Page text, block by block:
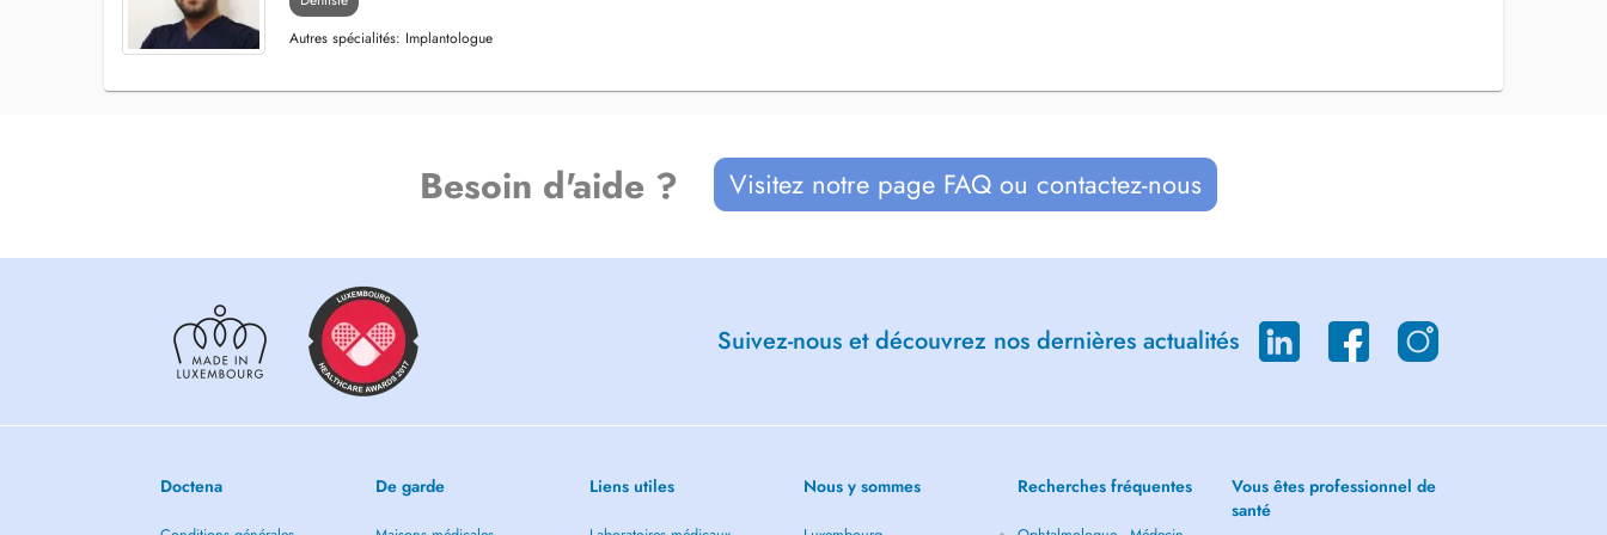
Autres spécialités: Implantologue
Besoin d'aide ? Visitez notre page FAQ ou contactez-nous
Suivez-nous et découvrez nos dernières actualités
Doctena De garde Liens utiles Nous y sommes Recherches fréquentes
Vous êtes professionnel de
santé